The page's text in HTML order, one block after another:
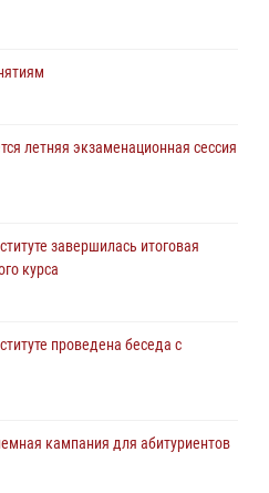
организована беседа и
летняя экзаменационная сессия
поощрены курсанты
летняя экзаменационная сессия
завершилась итоговая
курса
проведена беседа с
кампания для абитуриентов